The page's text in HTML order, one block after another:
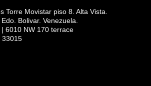
Torre Movistar piso 8. Alta Vista.
Bolivar. Venezuela.
| 6010 NW 170 terrace
33015